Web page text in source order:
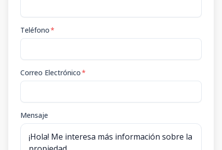
Teléfono*
Correo Electrónico*
Mensaje